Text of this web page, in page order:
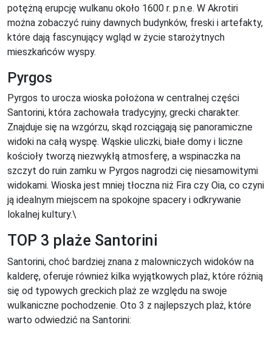
potężną erupcję wulkanu około 1600 r. p.n.e. W Akrotiri
można zobaczyć ruiny dawnych budynków, freski i artefakty,
które dają fascynujący wgląd w życie starożytnych
mieszkańców wyspy.
Pyrgos
Pyrgos to urocza wioska położona w centralnej części
Santorini, która zachowała tradycyjny, grecki charakter.
Znajduje się na wzgórzu, skąd rozciągają się panoramiczne
widoki na całą wyspę. Wąskie uliczki, białe domy i liczne
kościoły tworzą niezwykłą atmosferę, a wspinaczka na
szczyt do ruin zamku w Pyrgos nagrodzi cię niesamowitymi
widokami. Wioska jest mniej tłoczna niż Fira czy Oia, co czyni
ją idealnym miejscem na spokojne spacery i odkrywanie
lokalnej kultury.\
TOP 3 plaże Santorini
Santorini, choć bardziej znana z malowniczych widoków na
kalderę, oferuje również kilka wyjątkowych plaż, które różnią
się od typowych greckich plaż ze względu na swoje
wulkaniczne pochodzenie. Oto 3 z najlepszych plaż, które
warto odwiedzić na Santorini: